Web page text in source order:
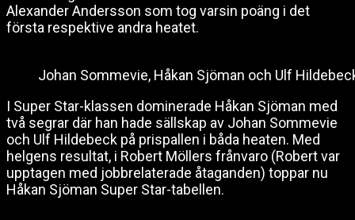
Alexander Andersson som tog varsin poäng i det
första respektive andra heatet.
Johan Sommevie, Håkan Sjöman och Ulf
I Super Star-klassen dominerade Håkan Sjöman med
två segrar där han hade sällskap av Johan Sommevie
och Ulf Hildebeck på prispallen i båda heaten. Med
helgens resultat, i Robert Möllers frånvaro (Robert var
upptagen med jobbrelaterade åtaganden) toppar nu
Håkan Sjöman Super Star-tabellen.